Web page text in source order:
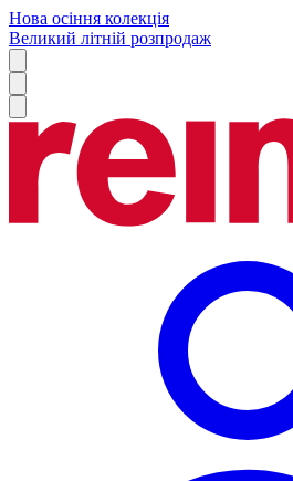
Нова осіння колекція
Великий літній розпродаж